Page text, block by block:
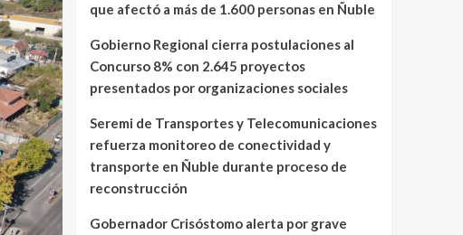
que afectó a más de 1.600 personas en Ñuble
Gobierno Regional cierra postulaciones al
Concurso 8% con 2.645 proyectos
presentados por organizaciones sociales
Seremi de Transportes y Telecomunicaciones
refuerza monitoreo de conectividad y
transporte en Ñuble durante proceso de
reconstrucción
Gobernador Crisóstomo alerta por grave